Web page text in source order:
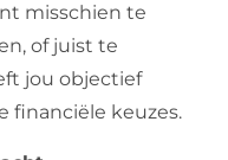
misschien te
of juist te
jou objectief
financiële keuzes.